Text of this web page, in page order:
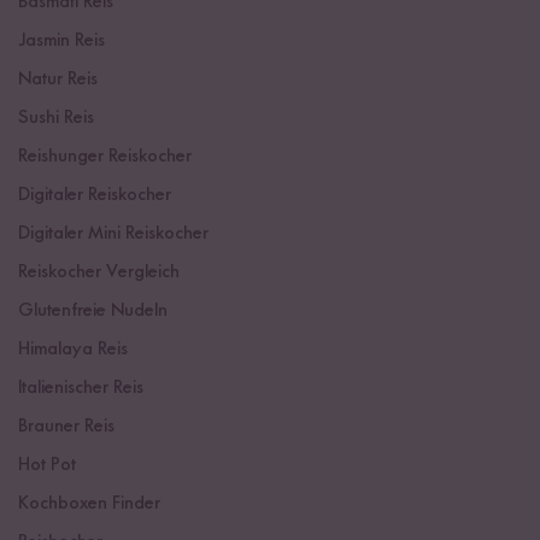
Jasmin Reis
Natur Reis
Sushi Reis
Reishunger Reiskocher
Digitaler Reiskocher
Digitaler Mini Reiskocher
Reiskocher Vergleich
Glutenfreie Nudeln
Himalaya Reis
Italienischer Reis
Brauner Reis
Hot Pot
Kochboxen Finder